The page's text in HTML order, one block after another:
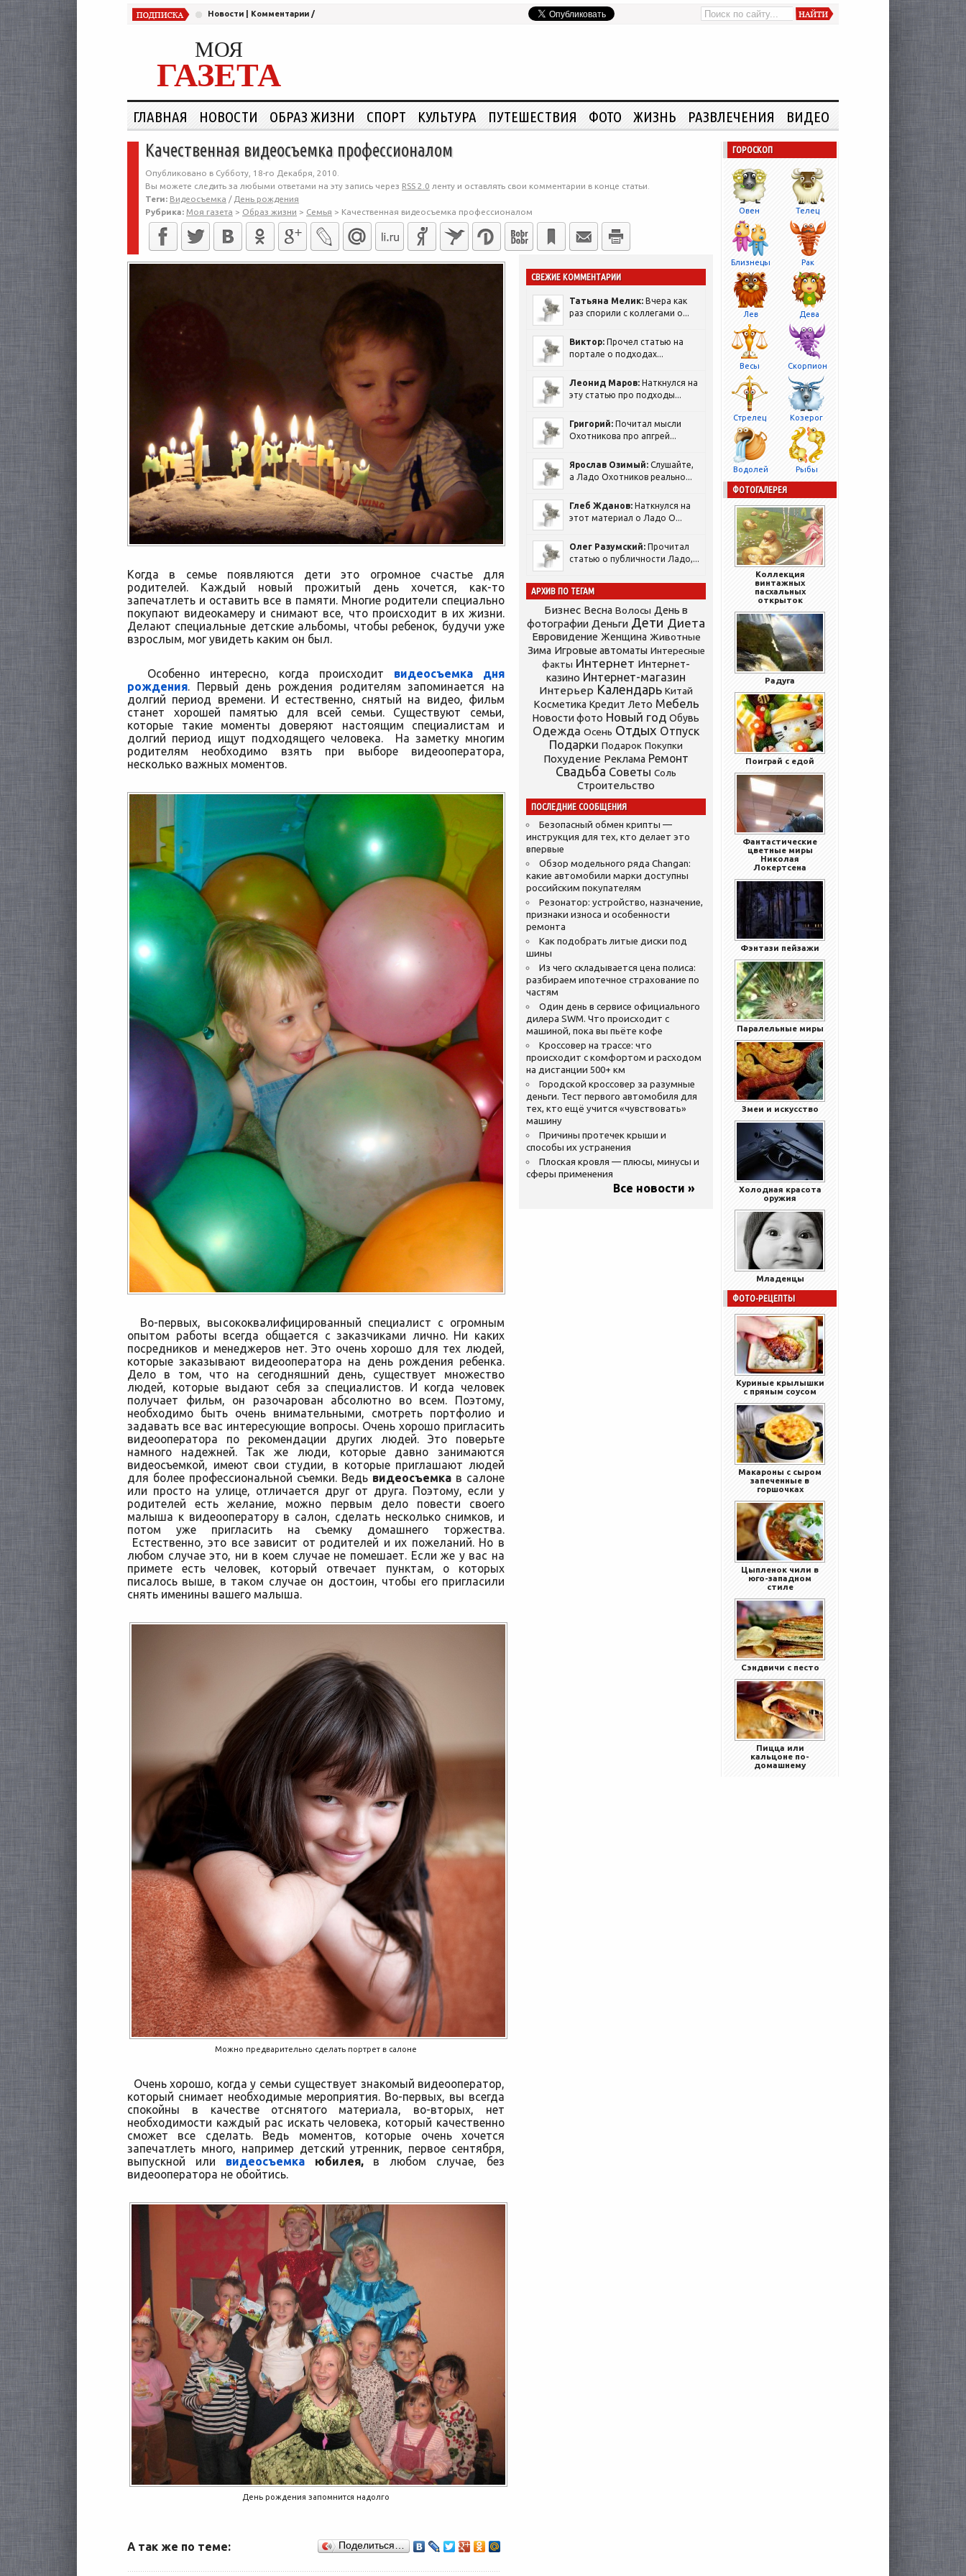
Новости Комментарии /
МОЯ
ГАЗЕТА
ГЛАВНАЯ НОВОСТИ ОБРАЗ ЖИЗНИ СПОРТ КУЛЬТУРА ПУТЕШЕСТВИЯ ФОТО ЖИЗНЬ РАЗВЛЕЧЕНИЯ ВИДЕО
Качественная видеосъемка профессионалом
Опубликовано в Субботу, 18-го Декабря, 2010.
Вы можете следить за любыми ответами на эту запись через RSS 2.0 ленту и оставлять свои комментарии в конце статьи.
Теги: Видеосъемка / День рождения
Рубрика: Моя газета > Образ жизни > Семья > Качественная видеосъемка профессионалом
Когда в семье появляются дети это огромное счастье для
родителей. Каждый новый прожитый день хочется, как-то
запечатлеть и оставить все в памяти. Многие родители специально
покупают видеокамеру и снимают все, что происходит в их жизни.
Делают специальные детские альбомы, чтобы ребенок, будучи уже
взрослым, мог увидеть каким он был.
Особенно интересно, когда происходит видеосъемка дня
рождения. Первый день рождения родителям запоминается на
долгий период времени. И естественно, снятый на видео, фильм
станет хорошей памятью для всей семьи. Существуют семьи,
которые такие моменты доверяют настоящим специалистам и
долгий период ищут подходящего человека. На заметку многим
родителям необходимо взять при выборе видеооператора,
несколько важных моментов.
Во-первых, высококвалифицированный специалист с огромным
опытом работы всегда общается с заказчиками лично. Ни каких
посредников и менеджеров нет. Это очень хорошо для тех людей,
которые заказывают видеооператора на день рождения ребенка.
Дело в том, что на сегодняшний день, существует множество
людей, которые выдают себя за специалистов. И когда человек
получает фильм, он разочарован абсолютно во всем. Поэтому,
необходимо быть очень внимательными, смотреть портфолио и
задавать все вас интересующие вопросы. Очень хорошо пригласить
видеооператора по рекомендации других людей. Это поверьте
намного надежней. Так же люди, которые давно занимаются
видеосъемкой, имеют свои студии, в которые приглашают людей
для более профессиональной съемки. Ведь видеосъемка в салоне
или просто на улице, отличается друг от друга. Поэтому, если у
родителей есть желание, можно первым дело повести своего
малыша к видеооператору в салон, сделать несколько снимков, и
потом уже пригласить на съемку домашнего торжества.
Естественно, это все зависит от родителей и их пожеланий. Но в
любом случае это, ни в коем случае не помешает. Если же у вас на
примете есть человек, который отвечает пунктам, о которых
писалось выше, в таком случае он достоин, чтобы его пригласили
снять именины вашего малыша.
Можно предварительно сделать портрет в салоне
Очень хорошо, когда у семьи существует знакомый видеооператор,
который снимает необходимые мероприятия. Во-первых, вы всегда
спокойны в качестве отснятого материала, во-вторых, нет
необходимости каждый рас искать человека, который качественно
сможет все сделать. Ведь моментов, которые очень хочется
запечатлеть много, например детский утренник, первое сентября,
выпускной или видеосъемкаюбилея,в любом случае, без
видеооператора не обойтись.
День рождения запомнится надолго
А так же по теме: Поделиться…
СВЕЖИЕ КОММЕНТАРИИ
Татьяна Мелик: Вчера как
раз спорили с коллегами о...
Виктор: Прочел статью на
портале о подходах...
Леонид Маров: Наткнулся на
эту статью про подходы...
Григорий: Почитал мысли
Охотникова про апгрей...
Ярослав Озимый: Слушайте,
а Ладо Охотников реально...
Глеб Жданов: Наткнулся на
этот материал о Ладо О...
Олег Разумский: Прочитал
статью о публичности Ладо,...
АРХИВ ПО ТЕГАМ
Бизнес Весна Волосы День в
фотографии Деньги Дети Диета
Евровидение Женщина Животные
Зима Игровые автоматы Интересные
факты Интернет Интернет-
казино Интернет-магазин
Интерьер Календарь Китай
Косметика Кредит Лето Мебель
Новости фото Новый год Обувь
Одежда Осень Отдых Отпуск
Подарки Подарок Покупки
Похудение Реклама Ремонт
Свадьба Советы Соль
Строительство
ПОСЛЕДНИЕ СООБЩЕНИЯ
Безопасный обмен крипты —
инструкция для тех, кто делает это
впервые
Обзор модельного ряда Changan:
какие автомобили марки доступны
российским покупателям
Резонатор: устройство, назначение,
признаки износа и особенности
ремонта
Как подобрать литые диски под
шины
Из чего складывается цена полиса:
разбираем ипотечное страхование по
частям
Один день в сервисе официального
дилера SWM. Что происходит с
машиной, пока вы пьёте кофе
Кроссовер на трассе: что
происходит с комфортом и расходом
на дистанции 500+ км
Городской кроссовер за разумные
деньги. Тест первого автомобиля для
тех, кто ещё учится «чувствовать»
машину
Причины протечек крыши и
способы их устранения
Плоская кровля — плюсы, минусы и
сферы применения
Все новости »
ГОРОСКОП
Овен Телец
Близнецы Рак
Лев Дева
Весы Скорпион
Стрелец Козерог
Водолей Рыбы
ФОТОГАЛЕРЕЯ
Коллекция
винтажных
пасхальных
открыток
Радуга
Поиграй с едой
Фантастические
цветные миры
Николая
Локертсена
Фэнтази пейзажи
Паралельные миры
Змеи и искусство
Холодная красота
оружия
Младенцы
ФОТО-РЕЦЕПТЫ
Куриные крылышки
с пряным соусом
Макароны с сыром
запеченные в
горшочках
Цыпленок чили в
юго-западном
стиле
Сэндвичи с песто
Пицца или
кальцоне по-
домашнему